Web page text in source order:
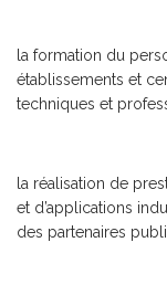
la formation du
établissements et
techniques et
la réalisation de
et d’applications
des partenaires